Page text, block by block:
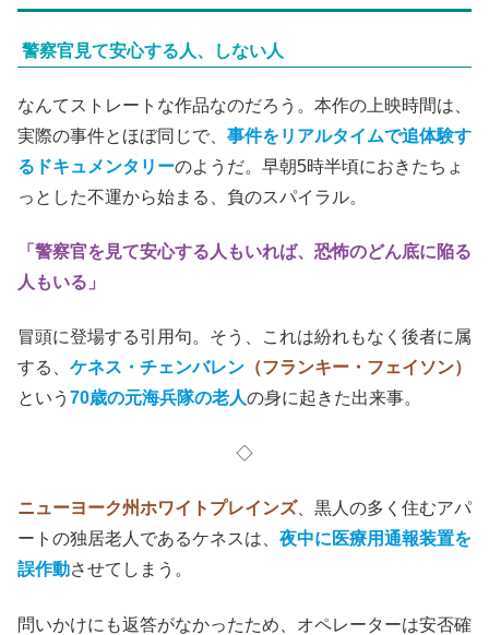
警察官見て安心する人、しない人
なんてストレートな作品なのだろう。本作の上映時間は、
実際の事件とほぼ同じで、 事件をリアルタイムで追体験す
るドキュメンタリーのようだ。早朝5時半頃におきたちょ
っとした不運から始まる、負のスパイラル。
「警察官を見て安心する人もいれば、恐怖のどん底に陥る
人もいる」
冒頭に登場する引用句。そう、これは紛れもなく後者に属
する、 ケネス・チェンバレン （フランキー・フェイソン）
という 70歳の元海兵隊の老人の身に起きた出来事。
◇
ニューヨーク州ホワイトプレインズ、黒人の多く住むアパ
ートの独居老人であるケネスは、 夜中に医療用通報装置を
誤作動させてしまう。
問いかけにも返答がなかったため、オペレーターは安否確